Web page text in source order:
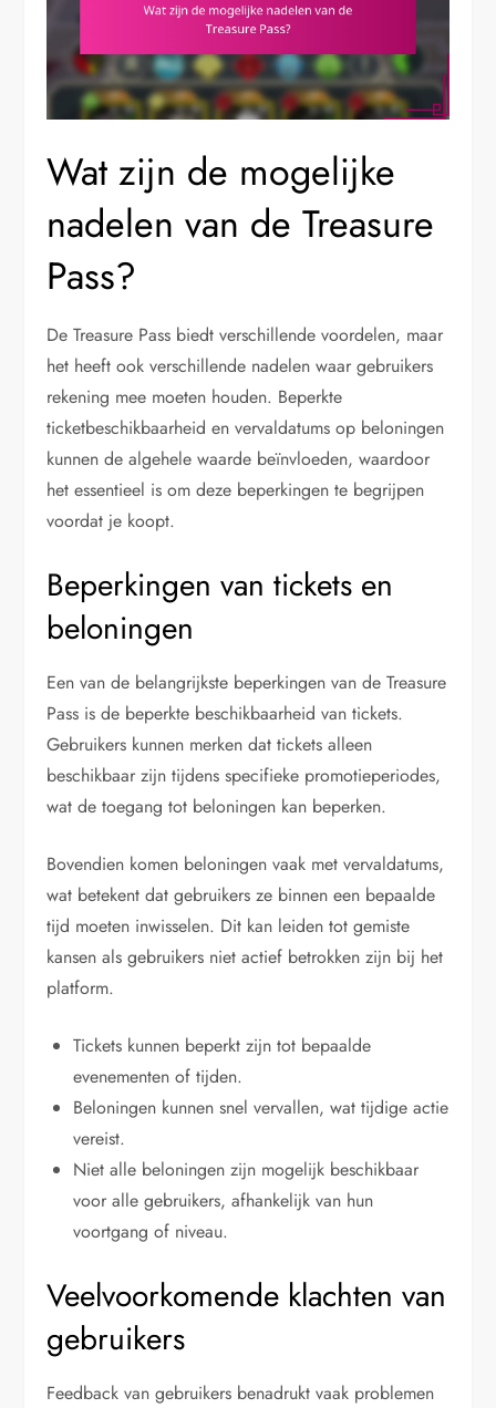
Wat zijn de mogelijke
nadelen van de Treasure
Pass?
De Treasure Pass biedt verschillende voordelen, maar
het heeft ook verschillende nadelen waar gebruikers
rekening mee moeten houden. Beperkte
ticketbeschikbaarheid en vervaldatums op beloningen
kunnen de algehele waarde beïnvloeden, waardoor
het essentieel is om deze beperkingen te begrijpen
voordat je koopt.
Beperkingen van tickets en
beloningen
Een van de belangrijkste beperkingen van de Treasure
Pass is de beperkte beschikbaarheid van tickets.
Gebruikers kunnen merken dat tickets alleen
beschikbaar zijn tijdens specifieke promotieperiodes,
wat de toegang tot beloningen kan beperken.
Bovendien komen beloningen vaak met vervaldatums,
wat betekent dat gebruikers ze binnen een bepaalde
tijd moeten inwisselen. Dit kan leiden tot gemiste
kansen als gebruikers niet actief betrokken zijn bij het
platform.
Tickets kunnen beperkt zijn tot bepaalde
evenementen of tijden.
Beloningen kunnen snel vervallen, wat tijdige actie
vereist.
Niet alle beloningen zijn mogelijk beschikbaar
voor alle gebruikers, afhankelijk van hun
voortgang of niveau.
Veelvoorkomende klachten van
gebruikers
Feedback van gebruikers benadrukt vaak problemen